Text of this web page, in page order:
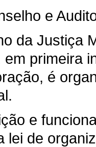
e
da Justiça
primeira
é
e
lei de